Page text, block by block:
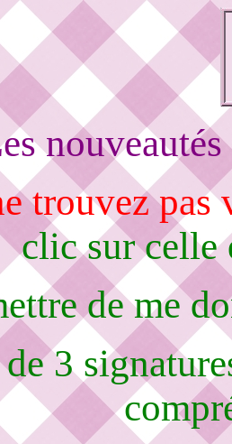
trouvez
clic sur celle
de me
3